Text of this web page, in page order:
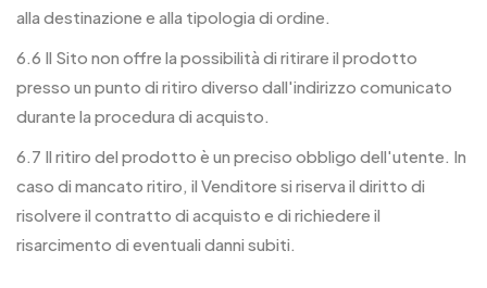
alla destinazione e alla tipologia di ordine.
6.6 Il Sito non offre la possibilità di ritirare il prodotto
presso un punto di ritiro diverso dall'indirizzo comunicato
durante la procedura di acquisto.
6.7 Il ritiro del prodotto è un preciso obbligo dell'utente. In
caso di mancato ritiro, il Venditore si riserva il diritto di
risolvere il contratto di acquisto e di richiedere il
risarcimento di eventuali danni subiti.